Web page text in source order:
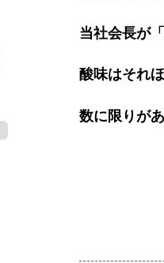
当社会長が
酸味はそれ
数に限りが